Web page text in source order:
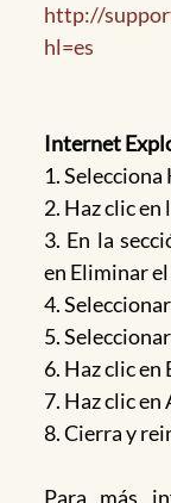
http://
hl=es
Internet
1.
2. Haz clic en
3. En la
en Eliminar
4.
5.
6. Haz clic en
7. Haz clic en
8. Cierra y
Para más